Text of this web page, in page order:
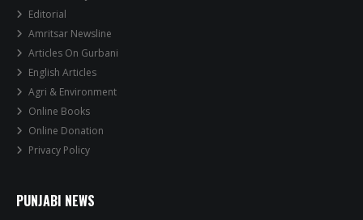
Editorial
Amritsar Newsline
Articles On Gurbani
English Articles
Agri & Environment
Online Books
Online Donation
Privacy Policy
PUNJABI NEWS